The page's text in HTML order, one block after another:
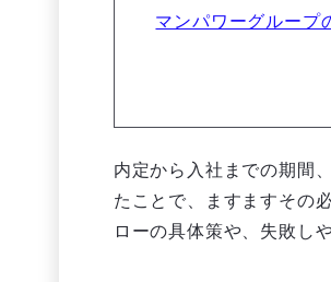
マンパワーグループ
内定から入社までの期間
たことで、ますますその
ローの具体策や、失敗し